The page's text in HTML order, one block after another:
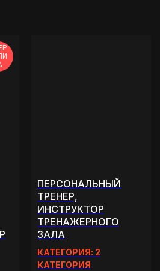
ПЕРСОНАЛЬНЫЙ
ТРЕНЕР,
ИНСТРУКТОР
ТРЕНАЖЕРНОГО
ЗАЛА
КАТЕГОРИЯ: 2
КАТЕГОРИЯ